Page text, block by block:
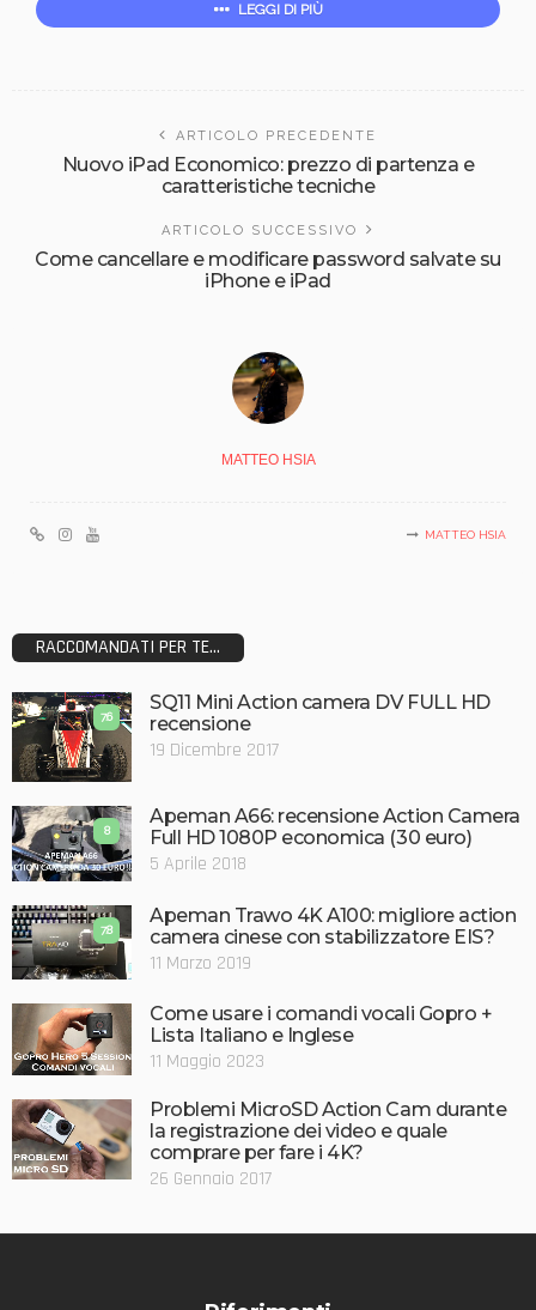
LEGGI DI PIÙ
ARTICOLO PRECEDENTE
Nuovo iPad Economico: prezzo di partenza e
caratteristiche tecniche
ARTICOLO SUCCESSIVO
Come cancellare e modificare password salvate su
iPhone e iPad
MATTEO HSIA
MATTEO HSIA
RACCOMANDATI PER TE...
7.6
SQ11 Mini Action camera DV FULL HD
recensione
19 Dicembre 2017
8
Apeman A66: recensione Action Camera
Full HD 1080P economica (30 euro)
5 Aprile 2018
7.8
Apeman Trawo 4K A100: migliore action
camera cinese con stabilizzatore EIS?
11 Marzo 2019
Come usare i comandi vocali Gopro +
Lista Italiano e Inglese
11 Maggio 2023
Problemi MicroSD Action Cam durante
la registrazione dei video e quale
comprare per fare i 4K?
26 Gennaio 2017